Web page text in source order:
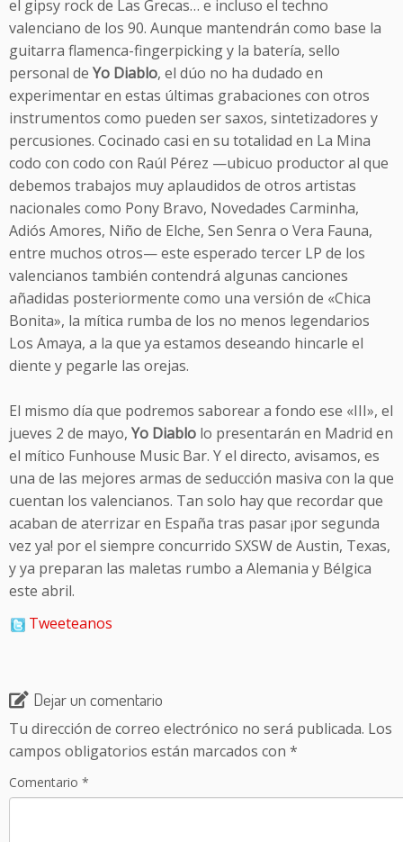
el gipsy rock de Las Grecas… e incluso el techno
valenciano de los 90. Aunque mantendrán como base la
guitarra flamenca-fingerpicking y la batería, sello
personal de Yo Diablo, el dúo no ha dudado en
experimentar en estas últimas grabaciones con otros
instrumentos como pueden ser saxos, sintetizadores y
percusiones. Cocinado casi en su totalidad en La Mina
codo con codo con Raúl Pérez —ubicuo productor al que
debemos trabajos muy aplaudidos de otros artistas
nacionales como Pony Bravo, Novedades Carminha,
Adiós Amores, Niño de Elche, Sen Senra o Vera Fauna,
entre muchos otros— este esperado tercer LP de los
valencianos también contendrá algunas canciones
añadidas posteriormente como una versión de «Chica
Bonita», la mítica rumba de los no menos legendarios
Los Amaya, a la que ya estamos deseando hincarle el
diente y pegarle las orejas.
El mismo día que podremos saborear a fondo ese «III», el
jueves 2 de mayo, Yo Diablo lo presentarán en Madrid en
el mítico Funhouse Music Bar. Y el directo, avisamos, es
una de las mejores armas de seducción masiva con la que
cuentan los valencianos. Tan solo hay que recordar que
acaban de aterrizar en España tras pasar ¡por segunda
vez ya! por el siempre concurrido SXSW de Austin, Texas,
y ya preparan las maletas rumbo a Alemania y Bélgica
este abril.
Tweeteanos
Dejar un comentario
Tu dirección de correo electrónico no será publicada. Los
campos obligatorios están marcados con *
Comentario *